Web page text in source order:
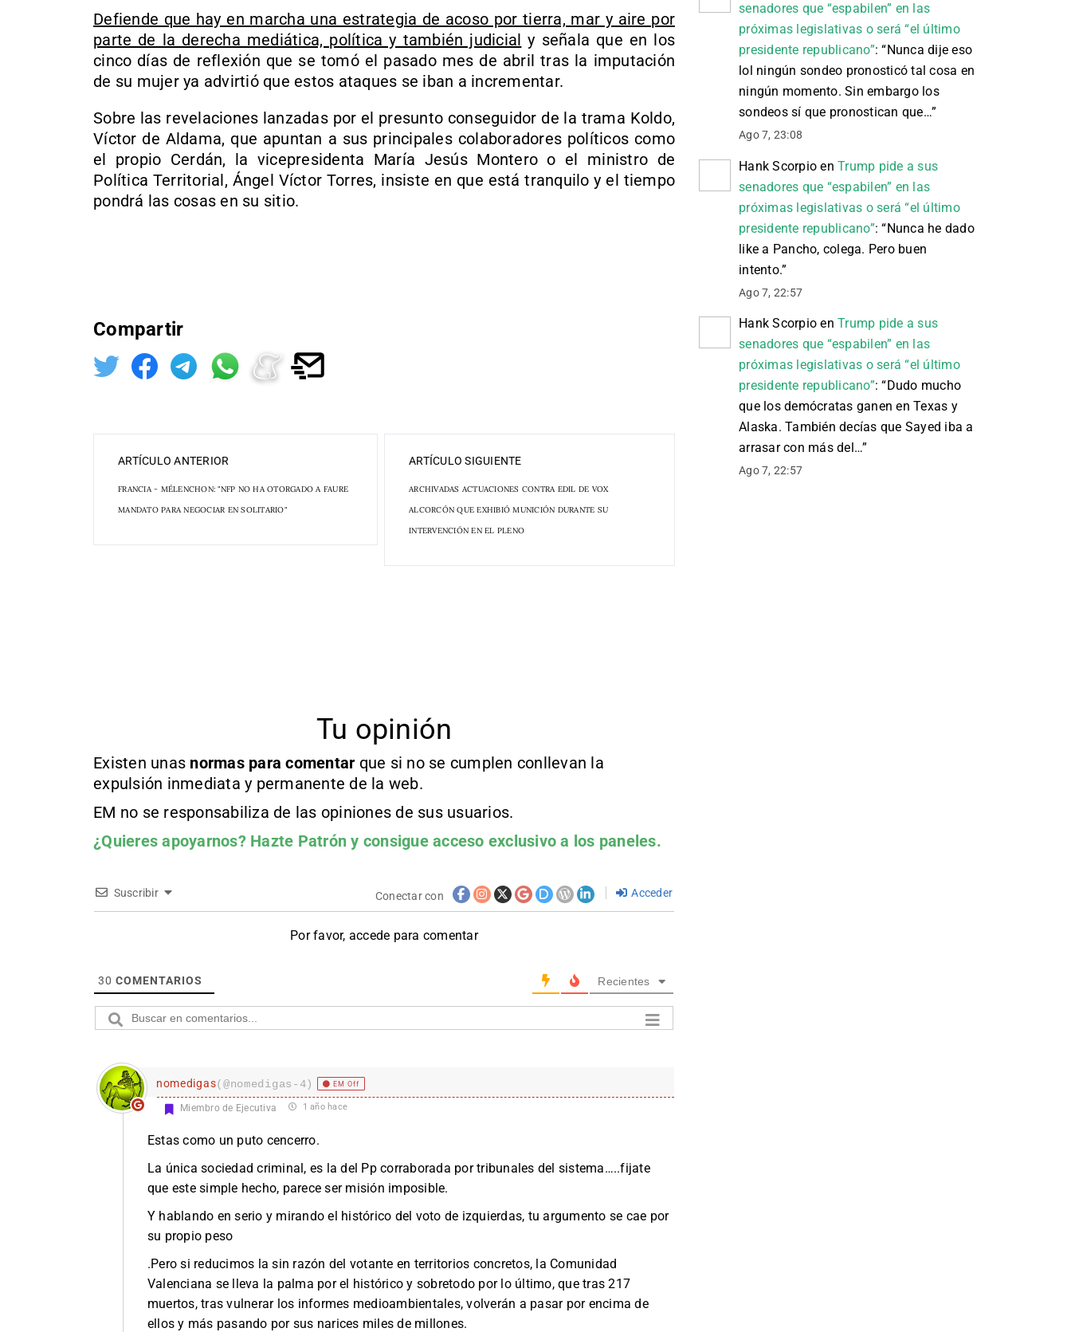
Defiende que hay en marcha una estrategia de acoso por tierra, mar y aire por
parte de la derecha mediática, política y también judicial y señala que en los
cinco días de reflexión que se tomó el pasado mes de abril tras la imputación
de su mujer ya advirtió que estos ataques se iban a incrementar.
Sobre las revelaciones lanzadas por el presunto conseguidor de la trama Koldo,
Víctor de Aldama, que apuntan a sus principales colaboradores políticos como
el propio Cerdán, la vicepresidenta María Jesús Montero o el ministro de
Política Territorial, Ángel Víctor Torres, insiste en que está tranquilo y el tiempo
pondrá las cosas en su sitio.
Compartir
ARTÍCULO ANTERIOR
FRANCIA - MÉLENCHON: "NFP NO HA OTORGADO A FAURE
MANDATO PARA NEGOCIAR EN SOLITARIO"
ARTÍCULO SIGUIENTE
ARCHIVADAS ACTUACIONES CONTRA EDIL DE VOX
ALCORCÓN QUE EXHIBIÓ MUNICIÓN DURANTE SU
INTERVENCIÓN EN EL PLENO
Tu opinión
Existen unas normas para comentar que si no se cumplen conllevan la
expulsión inmediata y permanente de la web.
EM no se responsabiliza de las opiniones de sus usuarios.
¿Quieres apoyarnos? Hazte Patrón y consigue acceso exclusivo a los paneles.
Suscribir Conectar con Acceder
Por favor, accede para comentar
30 COMENTARIOS Recientes
nomedigas(@nomedigas-4) EM Off
Miembro de Ejecutiva 1 año hace
Estas como un puto cencerro.
La única sociedad criminal, es la del Pp corraborada por tribunales del sistema…..fijate
que este simple hecho, parece ser misión imposible.
Y hablando en serio y mirando el histórico del voto de izquierdas, tu argumento se cae por
su propio peso
.Pero si reducimos la sin razón del votante en territorios concretos, la Comunidad
Valenciana se lleva la palma por el histórico y sobretodo por lo último, que tras 217
muertos, tras vulnerar los informes medioambientales, volverán a pasar por encima de
ellos y más pasando por sus narices miles de millones.
senadores que “espabilen” en las
próximas legislativas o será “el último
presidente republicano”: “Nunca dije eso
lol ningún sondeo pronosticó tal cosa en
ningún momento. Sin embargo los
sondeos sí que pronostican que…”
Ago 7, 23:08
Hank Scorpio en Trump pide a sus
senadores que “espabilen” en las
próximas legislativas o será “el último
presidente republicano”: “Nunca he dado
like a Pancho, colega. Pero buen
intento.”
Ago 7, 22:57
Hank Scorpio en Trump pide a sus
senadores que “espabilen” en las
próximas legislativas o será “el último
presidente republicano”: “Dudo mucho
que los demócratas ganen en Texas y
Alaska. También decías que Sayed iba a
arrasar con más del…”
Ago 7, 22:57